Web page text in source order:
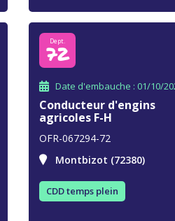
Dept.
72
Date d'embauche : 01/10/
Conducteur d'engins
agricoles F-H
OFR-067294-72
Montbizot (72380)
CDD temps plein